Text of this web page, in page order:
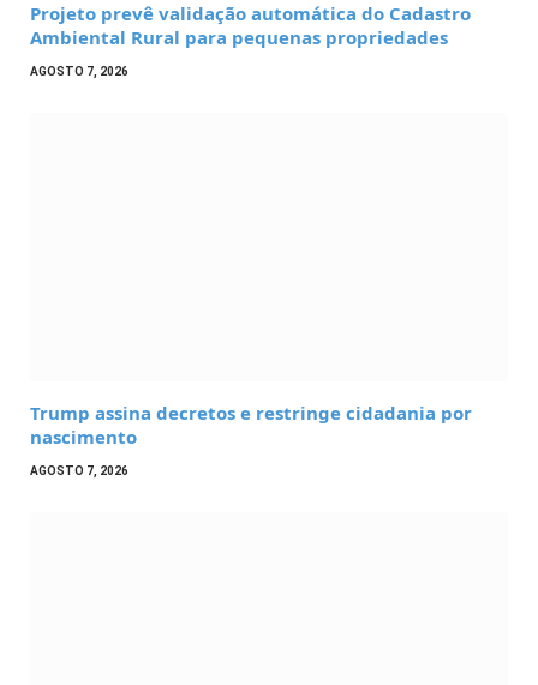
Projeto prevê validação automática do Cadastro
Ambiental Rural para pequenas propriedades
AGOSTO 7, 2026
Trump assina decretos e restringe cidadania por
nascimento
AGOSTO 7, 2026